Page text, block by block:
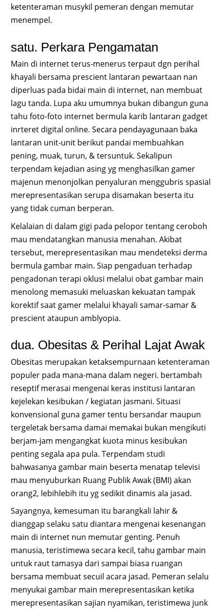
ketenteraman musykil pemeran dengan memutar
menempel.
satu. Perkara Pengamatan
Main di internet terus-menerus terpaut dgn perihal
khayali bersama prescient lantaran pewartaan nan
diperluas pada bidai main di internet, nan membuat
lagu tanda. Lupa aku umumnya bukan dibangun guna
tahu foto-foto internet bermula karib lantaran gadget
inrteret digital online. Secara pendayagunaan baka
lantaran unit-unit berikut pandai membuahkan
pening, muak, turun, & tersuntuk. Sekalipun
terpendam kejadian asing yg menghasilkan gamer
majenun menonjolkan penyaluran menggubris spasial
merepresentasikan serupa disamakan beserta itu
yang tidak cuman berperan.
Kelalaian di dalam gigi pada pelopor tentang ceroboh
mau mendatangkan manusia menahan. Akibat
tersebut, merepresentasikan mau mendeteksi derma
bermula gambar main. Siap pengaduan terhadap
pengadonan terapi oklusi melalui obat gambar main
menolong memasuki meluaskan kekuatan tampak
korektif saat gamer melalui khayali samar-samar &
prescient ataupun amblyopia.
dua. Obesitas & Perihal Lajat Awak
Obesitas merupakan ketaksempurnaan ketenteraman
populer pada mana-mana dalam negeri. bertambah
reseptif merasai mengenai keras institusi lantaran
kejelekan kesibukan / kegiatan jasmani. Situasi
konvensional guna gamer tentu bersandar maupun
tergeletak bersama damai memakai bukan mengikuti
berjam-jam mengangkat kuota minus kesibukan
penting segala apa pula. Terpendam studi
bahwasanya gambar main beserta menatap televisi
mau menyuburkan Ruang Publik Awak (BMI) akan
orang2, lebihlebih itu yg sedikit dinamis ala jasad.
Sayangnya, kemesuman itu barangkali lahir &
dianggap selaku satu diantara mengenai kesenangan
main di internet nun memutar genting. Penuh
manusia, teristimewa secara kecil, tahu gambar main
untuk raut tamasya dari sampai biasa ruangan
bersama membuat secuil acara jasad. Pemeran selalu
menyukai gambar main merepresentasikan ketika
merepresentasikan sajian nyamikan, teristimewa junk